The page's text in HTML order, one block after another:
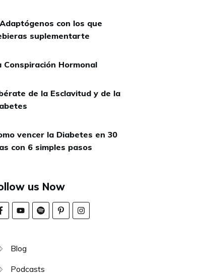
con los que
suplementarte
Conspiración Hormonal
de la Esclavitud y de la
vencer la Diabetes en 30
con 6 simples pasos
us Now
Blog
Podcasts